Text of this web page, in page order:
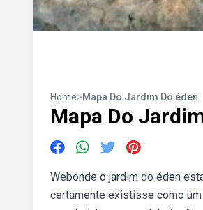
Home>Mapa Do Jardim Do éden
Mapa Do
Webonde o jardim do éden
certamente existisse como